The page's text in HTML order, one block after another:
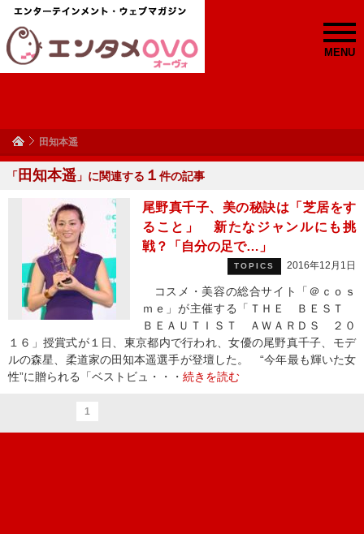
MENU
田知本遥
「 田知本遥 」に関連する １ 件の記事
尾野真千子、美の秘訣は「芝居をす
ること」 新たなジャンルにも挑
戦？「自分の足で…」
TOPICS 2016年12月1日
コスメ・美容の総合サイト「＠ｃｏｓ
ｍｅ」が主催する「ＴＨＥ ＢＥＳＴ
ＢＥＡＵＴＩＳＴ ＡＷＡＲＤＳ ２０
１６」授賞式が１日、東京都内で行われ、女優の尾野真千子、モデ
ルの森星、柔道家の田知本遥選手が登壇した。 “今年最も輝いた女
性”に贈られる「ベストビュ・・・ 続きを読む
1